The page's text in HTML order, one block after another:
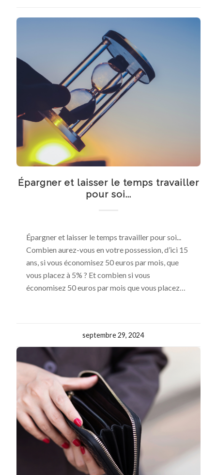
Épargner et laisser le temps travailler
pour soi...
Épargner et laisser le temps travailler pour soi...
Combien aurez-vous en votre possession, d’ici 15
ans, si vous économisez 50 euros par mois, que
vous placez à 5% ? Et combien si vous
économisez 50 euros par mois que vous placez…
septembre 29, 2024